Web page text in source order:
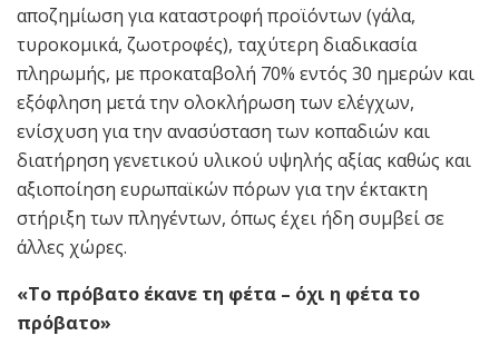
αποζημίωση για καταστροφή προϊόντων (γάλα,
τυροκομικά, ζωοτροφές), ταχύτερη διαδικασία
πληρωμής, με προκαταβολή 70% εντός 30 ημερών και
εξόφληση μετά την ολοκλήρωση των ελέγχων,
ενίσχυση για την ανασύσταση των κοπαδιών και
διατήρηση γενετικού υλικού υψηλής αξίας καθώς και
αξιοποίηση ευρωπαϊκών πόρων για την έκτακτη
στήριξη των πληγέντων, όπως έχει ήδη συμβεί σε
άλλες χώρες.
«Το πρόβατο έκανε τη φέτα – όχι η φέτα το
πρόβατο»